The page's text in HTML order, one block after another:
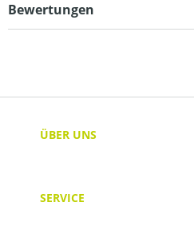
Bewertungen
ÜBER UNS
SERVICE